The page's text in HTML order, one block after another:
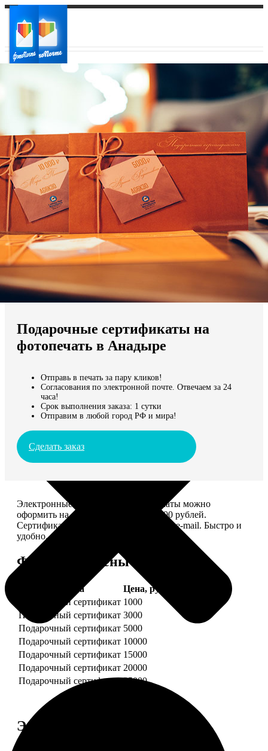
Ваш регион доставки
Выберите из списка:
Мы доставляем по всему миру
Продолжить без города
Подарочные сертификаты на
фотопечать в Анадыре
Отправь в печать за пару кликов!
Согласования по электронной почте. Отвечаем за 24
часа!
Срок выполнения заказа: 1 сутки
Отправим в любой город РФ и мира!
Сделать заказ
Электронные подарочные сертификаты можно
оформить на сумму от 1 000 до 25 000 рублей.
Сертификат вы сможете отправить по e-mail. Быстро и
удобно.
Форматы и цены
Услуга
Цена, руб.
Подарочный сертификат 1000
Подарочный сертификат 3000
Подарочный сертификат 5000
Подарочный сертификат 10000
Подарочный сертификат 15000
Подарочный сертификат 20000
Подарочный сертификат 25000
Этапы работы